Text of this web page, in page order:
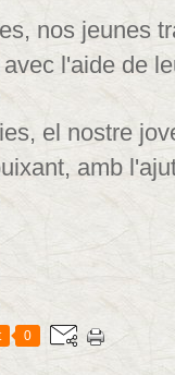
nos jeunes
l'aide de
el nostre
amb
0